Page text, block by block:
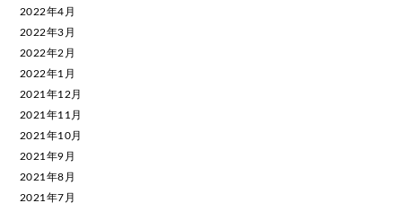
2022年4月
2022年3月
2022年2月
2022年1月
2021年12月
2021年11月
2021年10月
2021年9月
2021年8月
2021年7月